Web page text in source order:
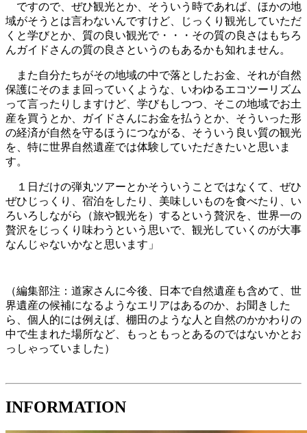
ですので、ぜひ観光とか、そういう時であれば、ほかの地
域がそうとは言わないんですけど、じっくり観光していただ
くと学びとか、質の良い観光で・・・その質の良さはもちろ
んガイドさんの質の良さというのもあるかも知れません。
また自分たちがその地域の中で落としたお金、それが自然
保護にそのまま回っていくような、いわゆるエコツーリズム
って言ったりしますけど、学びもしつつ、そこの地域でお土
産を買うとか、ガイドさんにお金を払うとか、そういった形
の経済が自然を守るほうにつながる、そういう良い質の観光
を、特に世界自然遺産では体験していただきたいと思いま
す。
１日だけの弾丸ツアーとかそういうことではなくて、ぜひ
ぜひじっくり、宿泊をしたり、美味しいものを食べたり、い
ろいろしながら（旅や観光を）するという贅沢を、世界一の
贅沢をじっくり味わうという思いで、観光していくのが大事
なんじゃないかなと思います」
（編集部注：道家さんに今後、日本で自然遺産も含めて、世
界遺産の候補になるようなエリアはあるのか、お聞きした
ら、個人的には例えば、棚田のような人と自然のかかわりの
中で生まれた場所など、もっともっとあるのではないかとお
っしゃっていました）
INFORMATION